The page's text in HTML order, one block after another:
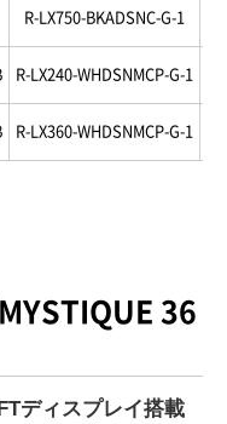
R-LX750-BKADSNC-G-1
R-LX240-WHDSNMCP-G-1
R-LX360-WHDSNMCP-G-1
MYSTIQUE 36
ディスプレイ搭載